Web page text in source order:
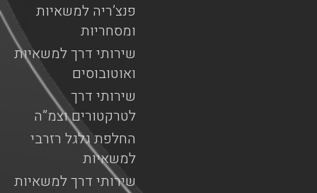
פנצ’ריה למשאיות
ומסחריות
שירותי דרך למשאיות
ואוטובוסים
שירותי דרך
לטרקטורים וצמ”ה
החלפת גלגל רזרבי
למשאיות
שירותי דרך למשאיות